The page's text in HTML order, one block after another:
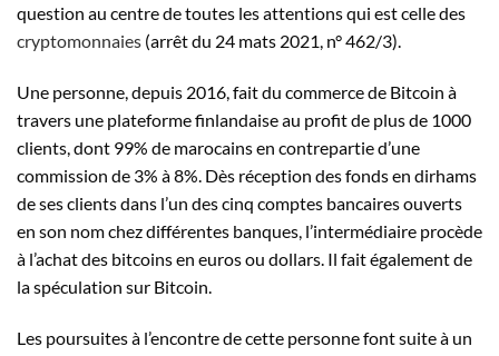
question au centre de toutes les attentions qui est celle des
cryptomonnaies (arrêt du 24 mats 2021, n° 462/3).
Une personne, depuis 2016, fait du commerce de Bitcoin à
travers une plateforme finlandaise au profit de plus de 1000
clients, dont 99% de marocains en contrepartie d’une
commission de 3% à 8%. Dès réception des fonds en dirhams
de ses clients dans l’un des cinq comptes bancaires ouverts
en son nom chez différentes banques, l’intermédiaire procède
à l’achat des bitcoins en euros ou dollars. Il fait également de
la spéculation sur Bitcoin.
Les poursuites à l’encontre de cette personne font suite à un